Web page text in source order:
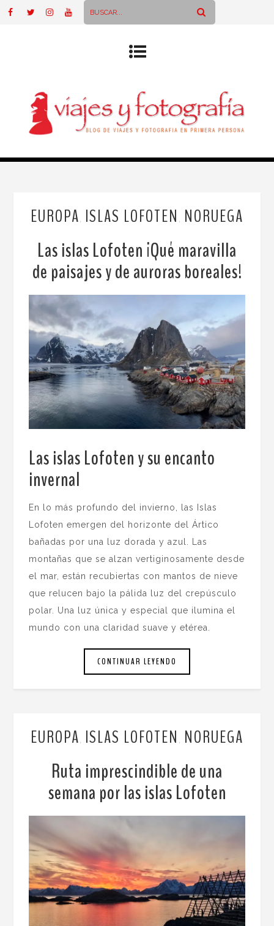
EUROPA ISLAS LOFOTEN NORUEGA
Las islas Lofoten ¡Qué maravilla
de paisajes y de auroras boreales!
Las islas Lofoten y su encanto
invernal
En lo más profundo del invierno, las Islas
Lofoten emergen del horizonte del Ártico
bañadas por una luz dorada y azul. Las
montañas que se alzan vertiginosamente desde
el mar, están recubiertas con mantos de nieve
que relucen bajo la pálida luz del crepúsculo
polar. Una luz única y especial que ilumina el
mundo con una claridad suave y etérea.
CONTINUAR LEYENDO
EUROPA ISLAS LOFOTEN NORUEGA
Ruta imprescindible de una
semana por las islas Lofoten